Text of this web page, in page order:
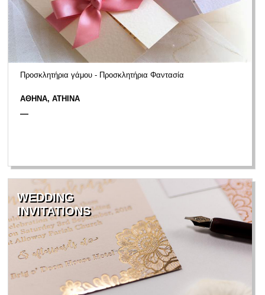
Προσκλητήρια γάμου - Προσκλητήρια Φαντασία
ΑΘΗΝΑ, ATHINA
—
WEDDING
INVITATIONS